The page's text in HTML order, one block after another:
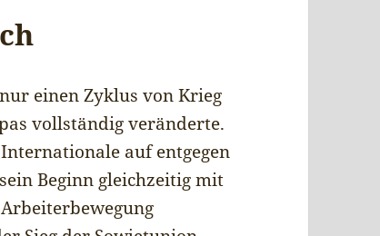
einen Zyklus von Krieg
vollständig veränderte.
auf entgegen
Beginn gleichzeitig mit